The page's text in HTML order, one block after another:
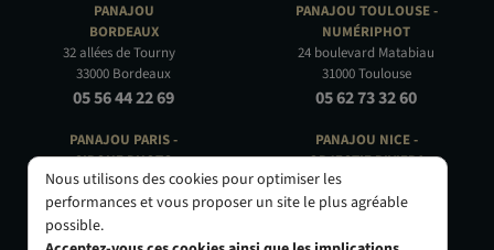
PANAJOU
BORDEAUX
32 allées de Tourny
33000 Bordeaux
05 56 44 22 69
PANAJOU PARIS -
CIRQUE PHOTO
9, bd des Filles-du-Calvaire
75003 Paris
01 40 29 91 91
PANAJOU TOULOUSE -
NUMÉRIPHOT
24 boulevard Matabiau
31000 Toulouse
05 62 73 32 60
PANAJOU NICE -
OBJECTIF RIVIERA
24 Rue de l'Hôtel des Postes
06000 Nice
Nous utilisons des cookies pour optimiser les
performances et vous proposer un site le plus agréable
possible.